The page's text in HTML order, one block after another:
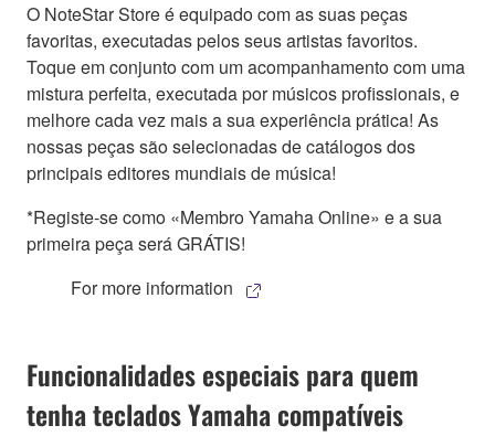
O NoteStar Store é equipado com as suas peças
favoritas, executadas pelos seus artistas favoritos.
Toque em conjunto com um acompanhamento com uma
mistura perfeita, executada por músicos profissionais, e
melhore cada vez mais a sua experiência prática! As
nossas peças são selecionadas de catálogos dos
principais editores mundiais de música!
*Registe-se como «Membro Yamaha Online» e a sua
primeira peça será GRÁTIS!
For more information
Funcionalidades especiais para quem
tenha teclados Yamaha compatíveis